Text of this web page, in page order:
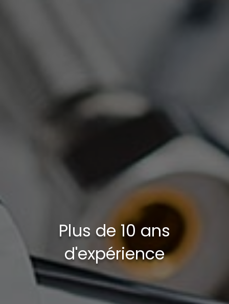
Plus de 10 ans
d'expérience